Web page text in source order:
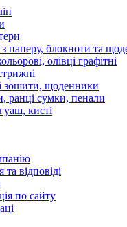
паперу, блокноти та
олівці графітні
зошити, щоденники
ранці сумки, пенали
кисті
відповіді
по сайту